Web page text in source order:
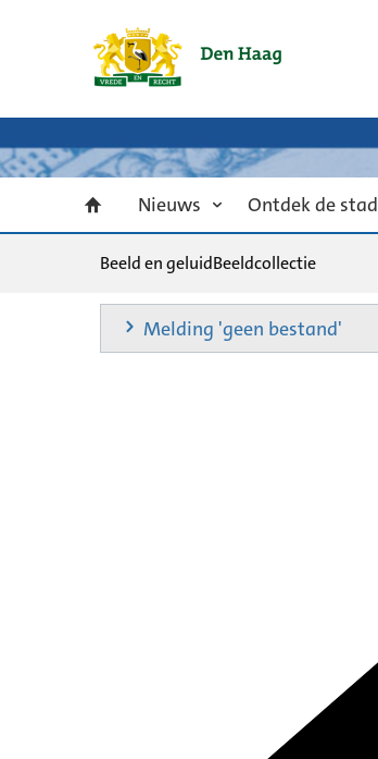
Nieuws Ontdek de stad
Beeld en geluidBeeldcollectie
Melding 'geen bestand'